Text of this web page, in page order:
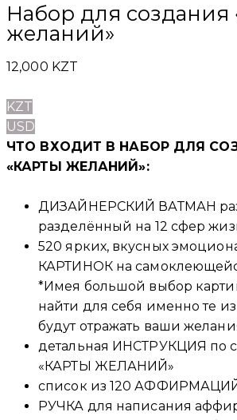
Набор для создания
желаний»
12,000 KZT
KZT
USD
ЧТО ВХОДИТ В НАБОР ДЛЯ
«КАРТЫ ЖЕЛАНИЙ»:
ДИЗАЙНЕРСКИЙ ВАТМАН
разделённый на 12 сфер
520 ярких, вкусных
КАРТИНОК на
*Имея большой выбор
найти для себя именно те
будут отражать ваши
детальная ИНСТРУКЦИЯ по
«КАРТЫ ЖЕЛАНИЙ»
список из 120
РУЧКА для написания